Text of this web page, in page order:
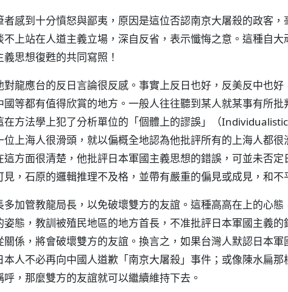
感到十分憤怒與鄙夷，原因是這位否認南京大屠殺的政客，
不上站在人道主義立場，深自反省，表示懺悔之意。這種自大
思想復甦的共同寫照！
龍應台的反日言論很反感。事實上反日也好，反美反中也好
等都有值得欣賞的地方。一般人往往聽到某人就某事有所批
在方法學上犯了分析單位的「個體上的謬誤」（
位上海人很滑頭，就以偏概全地認為他批評所有的上海人都很
這方面很清楚，他批評日本軍國主義思想的錯誤，可並未否定
，石原的邏輯推理不及格，並帶有嚴重的偏見或成見，和不
多加管教龍局長，以免破壞雙方的友誼。這種高高在上的心態
姿態，教訓被殖民地區的地方首長，不准批評日本軍國主義的
係，將會破壞雙方的友誼。換言之，如果台灣人默認日本軍
人不必再向中國人道歉「南京大屠殺」事件；或像陳水扁那
，那麼雙方的友誼就可以繼續維持下去。